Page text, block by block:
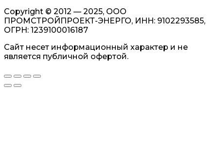
Copyright © 2012 — 2025, ООО
ПРОМСТРОЙПРОЕКТ-ЭНЕРГО, ИНН: 9102293585,
ОГРН: 1239100016187
Сайт несет информационный характер и не
является публичной офертой.